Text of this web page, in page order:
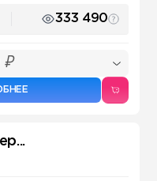
333 490
₽